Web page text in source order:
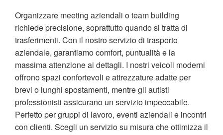
Organizzare meeting aziendali o team building
richiede precisione, soprattutto quando si tratta di
trasferimenti. Con il nostro servizio di trasporto
aziendale, garantiamo comfort, puntualità e la
massima attenzione ai dettagli. I nostri veicoli moderni
offrono spazi confortevoli e attrezzature adatte per
brevi o lunghi spostamenti, mentre gli autisti
professionisti assicurano un servizio impeccabile.
Perfetto per gruppi di lavoro, eventi aziendali e incontri
con clienti. Scegli un servizio su misura che ottimizza il